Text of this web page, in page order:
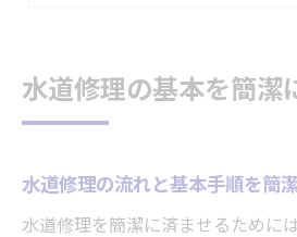
トラブル時に素早く水道修
水道修理時のトラブル発
水道修理で慌てないた
水道修理の基本を簡潔
水道修理の流れと基本手順を簡
水道修理を簡潔に済ませるために